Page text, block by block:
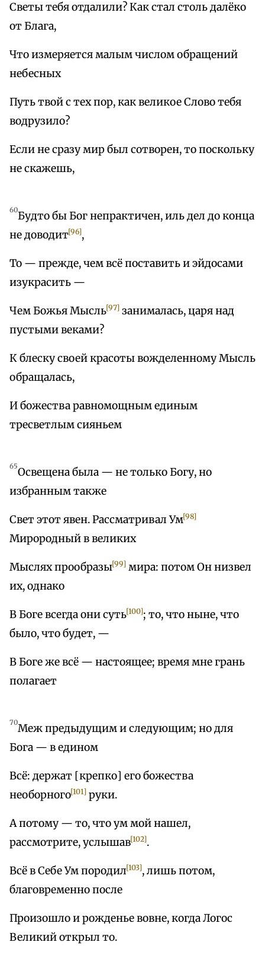
Светы тебя отдалили? Как стал столь далёко
от Блага,
Что измеряется малым числом обращений
небесных
Путь твой с тех пор, как великое Слово тебя
водрузило?
Если не сразу мир был сотворен, то поскольку
не скажешь,
60Будто бы Бог непрактичен, иль дел до конца
не доводит[96],
То — прежде, чем всё поставить и эйдосами
изукрасить —
Чем Божья Мысль[97] занималась, царя над
пустыми веками?
К блеску своей красоты вожделенному Мысль
обращалась,
И божества равномощным единым
тресветлым сияньем
65Освещена была — не только Богу, но
избранным также
Свет этот явен. Рассматривал Ум[98]
Мирородный в великих
Мыслях прообразы[99] мира: потом Он низвел
их, однако
В Боге всегда они суть[100]; то, что ныне, что
было, что будет, —
В Боге же всё — настоящее; время мне грань
полагает
70Меж предыдущим и следующим; но для
Бога — в едином
Всё: держат [крепко] его божества
необорного[101] руки.
А потому — то, что ум мой нашел,
рассмотрите, услышав[102].
Всё в Себе Ум породил[103], лишь потом,
благовременно после
Произошло и рожденье вовне, когда Логос
Великий открыл то.